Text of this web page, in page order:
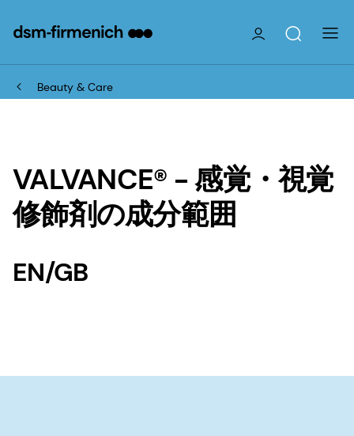
Beauty & Care
VALVANCE® - 感覚・視覚
修飾剤の成分範囲
EN/GB